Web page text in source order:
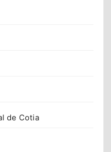
de Cotia